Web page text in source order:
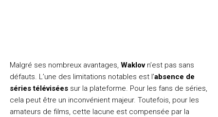
Malgré ses nombreux avantages, Waklovn’est pas sans
défauts. L’une des limitations notables est l’absence de
séries télévisées sur la plateforme. Pour les fans de séries,
cela peut être un inconvénient majeur. Toutefois, pour les
amateurs de films, cette lacune est compensée par la